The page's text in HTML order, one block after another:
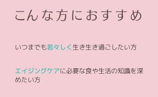
​こんな方におすすめ​
いつまでも若々しく 生き生き過ごしたい方
エイジングケアに必要な食や生活の知識を深
めたい方